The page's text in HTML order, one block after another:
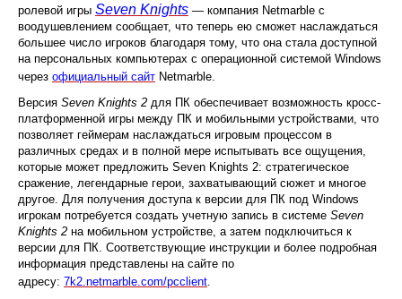
ролевой игры Seven Knights — компания Netmarble с
воодушевлением сообщает, что теперь ею сможет наслаждаться
большее число игроков благодаря тому, что она стала доступной
на персональных компьютерах с операционной системой Windows
через официальный сайт Netmarble.
Версия Seven Knights 2 для ПК обеспечивает возможность кросс-
платформенной игры между ПК и мобильными устройствами, что
позволяет геймерам наслаждаться игровым процессом в
различных средах и в полной мере испытывать все ощущения,
которые может предложить Seven Knights 2: стратегическое
сражение, легендарные герои, захватывающий сюжет и многое
другое. Для получения доступа к версии для ПК под Windows
игрокам потребуется создать учетную запись в системе Seven
Knights 2 на мобильном устройстве, а затем подключиться к
версии для ПК. Соответствующие инструкции и более подробная
информация представлены на сайте по
адресу: 7k2.netmarble.com/pcclient